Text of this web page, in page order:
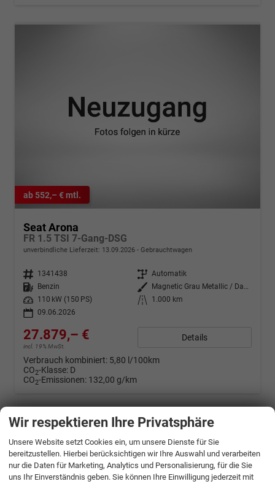
ab 552,– € mtl.
Seat Arona
FR 1.5 TSI 7-Gang-DSG
unverbindliche Lieferzeit: 13.09.2026 Gebrauchtwagen
Fahrzeugnr. 1341438 Getriebe Automatik
Kraftstoff
Benzin Außenfarbe
Magnetic Grau Metallic / Dach in Midnight Schwarz Metallic
Leistung
110 kW (150 PS) Kilometerstand
1.000 km
09.06.2026
27.879,– €
incl. 19% MwSt.
Details
Verbrauch kombiniert: 5,80 l/100km
CO2-Klasse: D
CO2-Emissionen: 132,00 g/km
Wir respektieren Ihre Privatsphäre
Unsere Website setzt Cookies ein, um unsere Dienste für Sie
bereitzustellen. Hierbei berücksichtigen wir Ihre Auswahl und verarbeiten
nur die Daten für Marketing, Analytics und Personalisierung, für die Sie
uns Ihr Einverständnis geben. Sie können Ihre Einwilligung jederzeit mit